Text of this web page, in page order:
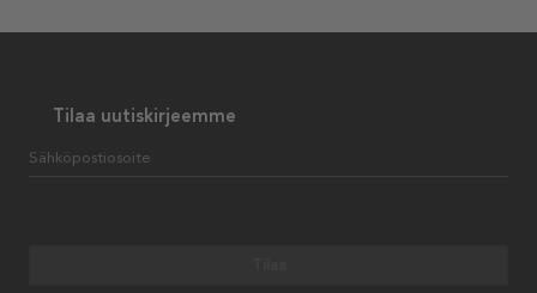
Tilaa uutiskirjeemme
Sähköpostiosoite